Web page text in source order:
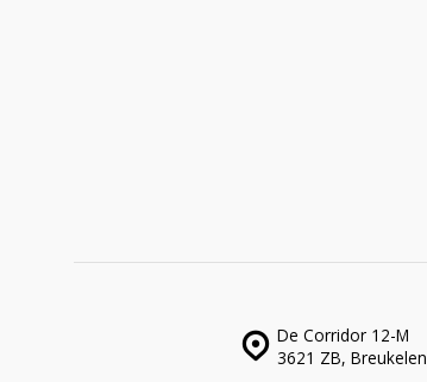
De Corridor 12-M
3621 ZB, Breukelen